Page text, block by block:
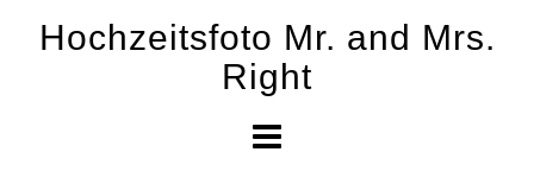
Hochzeitsfoto Mr. and Mrs.
Right